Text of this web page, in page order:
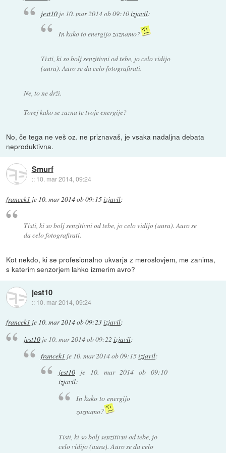
jest10 je 10. mar 2014 ob 09:10izjavil:
In kako to energijo zaznamo?
Tisti, ki so bolj senzitivni od tebe, jo celo vidijo
(aura). Auro se da celo fotografirati.
Ne, to ne drži.
Torej kako se zazna te tvoje energije?
No, če tega ne veš oz. ne priznavaš, je vsaka nadaljna debata
neproduktivna.
Smurf
:: 10. mar 2014, 09:24
francek1 je 10. mar 2014 ob 09:15izjavil:
Tisti, ki so bolj senzitivni od tebe, jo celo vidijo (aura). Auro se
da celo fotografirati.
Kot nekdo, ki se profesionalno ukvarja z meroslovjem, me zanima,
s katerim senzorjem lahko izmerim avro?
jest10
:: 10. mar 2014, 09:24
francek1 je 10. mar 2014 ob 09:23izjavil:
jest10je 10. mar 2014 ob 09:22 izjavil:
francek1 je 10. mar 2014 ob 09:15izjavil:
jest10je 10. mar 2014 ob 09:10
izjavil:
In kako to energijo
zaznamo?
Tisti, ki so bolj senzitivni od tebe, jo
celo vidijo (aura). Auro se da celo